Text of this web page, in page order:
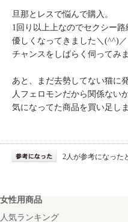
旦那とレスで悩んで購入。
1回り以上上なのでセクシー路
優しくなってきました＼(^^)／
チャンスをしばらく伺ってみま
あと、まだ去勢してない猫に
人フェロモンだから関係ない
気になってた商品を買い足し
2人が参考になった
女性用商品
人気ランキング